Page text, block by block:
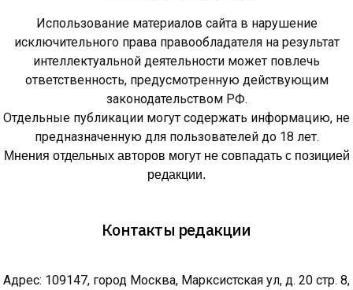
Использование материалов сайта в нарушение
исключительного права правообладателя на результат
интеллектуальной деятельности может повлечь
ответственность, предусмотренную действующим
законодательством РФ.
Отдельные публикации могут содержать информацию, не
предназначенную для пользователей до 18 лет.
Мнения отдельных авторов могут не совпадать с позицией
редакции.
Контакты редакции
Адрес: 109147, город Москва, Марксистская ул, д. 20 стр. 8,